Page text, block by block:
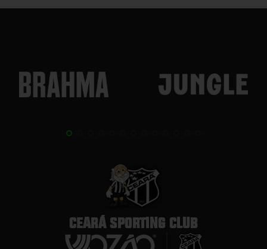
CEARÁ SPORTING CLUB